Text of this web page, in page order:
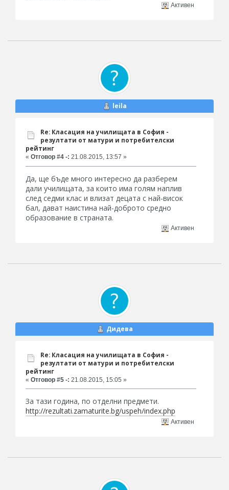
Активен
leila
Re: Класация на училищата в София -
резултати от матури и потребителски
рейтинг
« Отговор #4 -: 21.08.2015, 13:57 »
Да, ще бъде много интересно да разберем
дали училищата, за които има голям наплив
след седми клас и влизат децата с най-висок
бал, дават наистина най-доброто средно
образование в страната.
Активен
Дидева
Re: Класация на училищата в София -
резултати от матури и потребителски
рейтинг
« Отговор #5 -: 21.08.2015, 15:05 »
За тази година, по отделни предмети.
http://rezultati.zamaturite.bg/uspeh/index.php
Активен